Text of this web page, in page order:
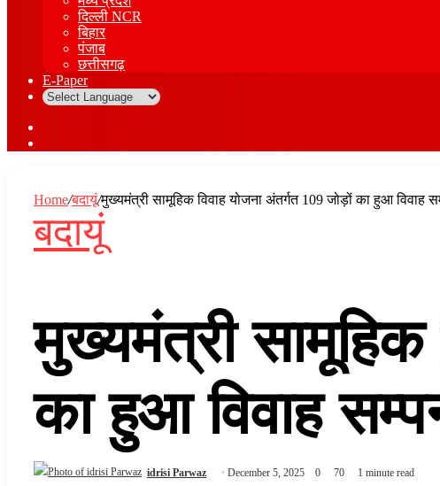
दिल्ली NCR
बिहार
पंजाब
छत्तीसगढ़
E-Paper
Home/बदायूं/मुख्यमंत्री सामूहिक विवाह योजना अंतर्गत 109 जोड़ों का हुआ विवाह
बदायूं
मुख्यमंत्री सामूहिक
का हुआ विवाह
idrisi Parwaz December 5, 2025 0 70 1 minute read